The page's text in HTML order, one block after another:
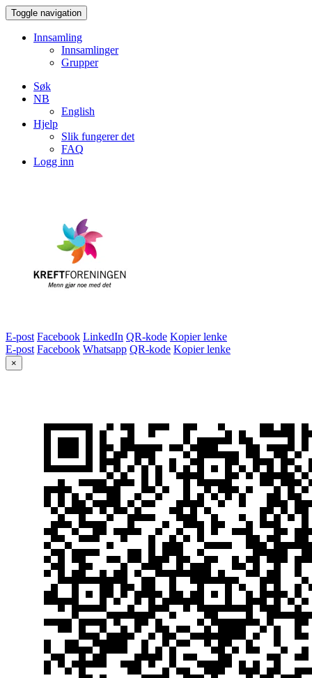
Toggle navigation
Innsamling
Innsamlinger
Grupper
Søk
NB
English
Hjelp
Slik fungerer det
FAQ
Logg inn
E-post Facebook LinkedIn QR-kode Kopier lenke
E-post Facebook Whatsapp QR-kode Kopier lenke
×